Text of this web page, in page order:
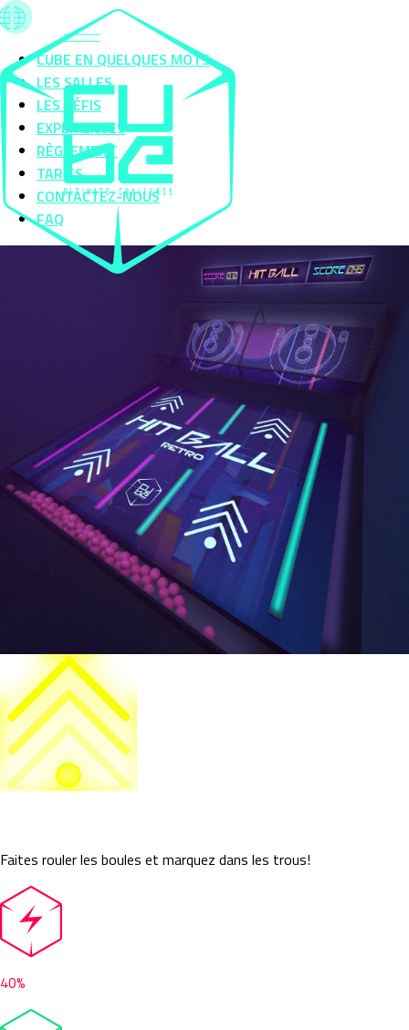
CUBE EN QUELQUES MOTS
LES SALLES
LES DÉFIS
EXPÉRIENCES
RÈGLEMENT
TARIFS
CONTACTEZ-NOUS
FAQ
Faites rouler les boules et marquez dans les trous!
40%